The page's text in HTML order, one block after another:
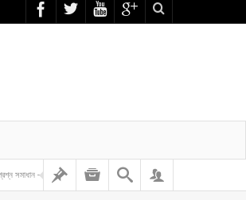
সমন্বিত ৬ ব্যাংকের অফিসার (ক্যাশ) পদে নিয়োগ পরীক্ষার প্রশ্ন ও সমাধান –